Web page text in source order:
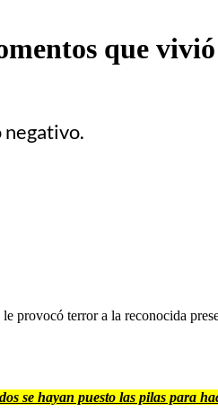
que
negativo.
provocó terror a la reconocida
se hayan puesto las pilas para